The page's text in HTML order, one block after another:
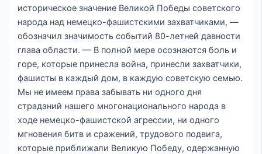
историческое значение Великой Победы советского
народа над немецко-фашистскими захватчиками, —
обозначил значимость событий 80-летней давности
глава области. — В полной мере осознаются боль и
горе, которые принесла война, принесли захватчики,
фашисты в каждый дом, в каждую советскую семью.
Мы не имеем права забывать ни одного дня
страданий нашего многонационального народа в
ходе немецко-фашистской агрессии, ни одного
мгновения битв и сражений, трудового подвига,
которые приближали Великую Победу, одержанную